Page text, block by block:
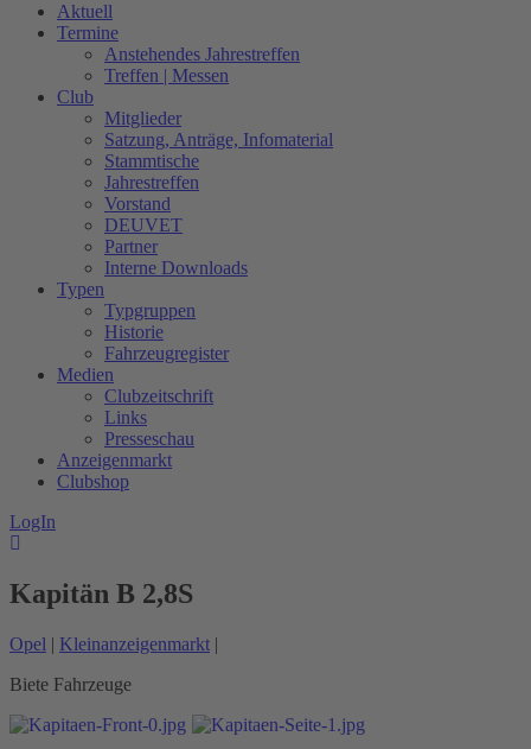
Aktuell
Termine
Anstehendes Jahrestreffen
Treffen | Messen
Club
Mitglieder
Satzung, Anträge, Infomaterial
Stammtische
Jahrestreffen
Vorstand
DEUVET
Partner
Interne Downloads
Typen
Typgruppen
Historie
Fahrzeugregister
Medien
Clubzeitschrift
Links
Presseschau
Anzeigenmarkt
Clubshop
LogIn
Kapitän B 2,8S
Opel | Kleinanzeigenmarkt |
Biete Fahrzeuge